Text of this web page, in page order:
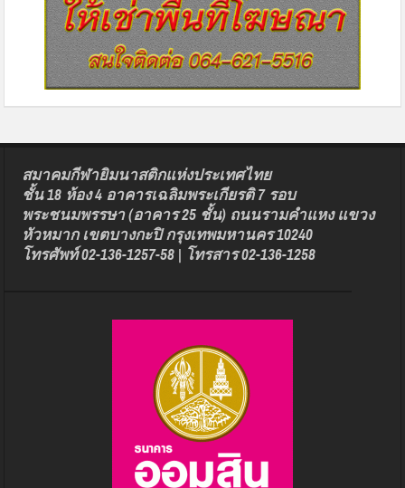
สมาคมกีฬายิมนาสติกแห่งประเทศไทย
ชั้น 18 ห้อง 4 อาคารเฉลิมพระเกียรติ 7 รอบ
พระชนมพรรษา (อาคาร 25 ชั้น) ถนนรามคำแหง แขวง
หัวหมาก เขตบางกะปิ กรุงเทพมหานคร 10240
โทรศัพท์ 02-136-1257-58 | โทรสาร 02-136-1258